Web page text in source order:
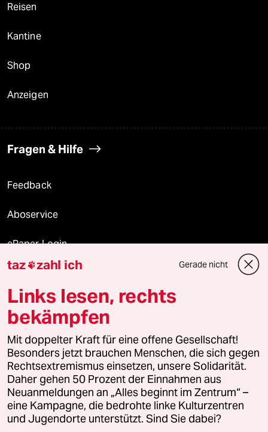
Reisen
Kantine
Shop
Anzeigen
Fragen & Hilfe
Feedback
Aboservice
ePaper Login
Downloads für Abonnierende
© 2026 taz Verlags und Vertriebs GmbH
Alle Rechte vorbehalten. Bei rechtlichen Fragen oder für Genehmigungen
wenden Sie sich bitte an
lizenzen@taz.de
Feedback Redaktionsstatut Kommune-Richtlinien
Leitlinie Informant Datenschutz Impressum AGB
taz zahl ich Gerade nicht
Links lesen, rechts
bekämpfen
Mit doppelter Kraft für eine offene Gesellschaft!
Besonders jetzt brauchen Menschen, die sich gegen
Rechtsextremismus einsetzen, unsere Solidarität.
Daher gehen 50 Prozent der Einnahmen aus
Neuanmeldungen an „Alles beginnt im Zentrum“ –
eine Kampagne, die bedrohte linke Kulturzentren
und Jugendorte unterstützt. Sind Sie dabei?